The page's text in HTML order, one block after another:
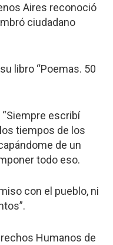
Aires reconoció
ciudadano
libro “Poemas. 50
escribí
tiempos de los
de un
todo eso.
con el pueblo, ni
Humanos de